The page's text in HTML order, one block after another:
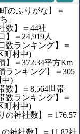
のふりがな】＝
」
数】＝44社
】＝24,919人
数ランキング】＝
町村中)
】＝372.34平方Km
ランキング】＝305
中)
数】＝8,564世帯
数ランキング】＝
町村中)
の神社数】＝176.57
神社数】＝11.82社